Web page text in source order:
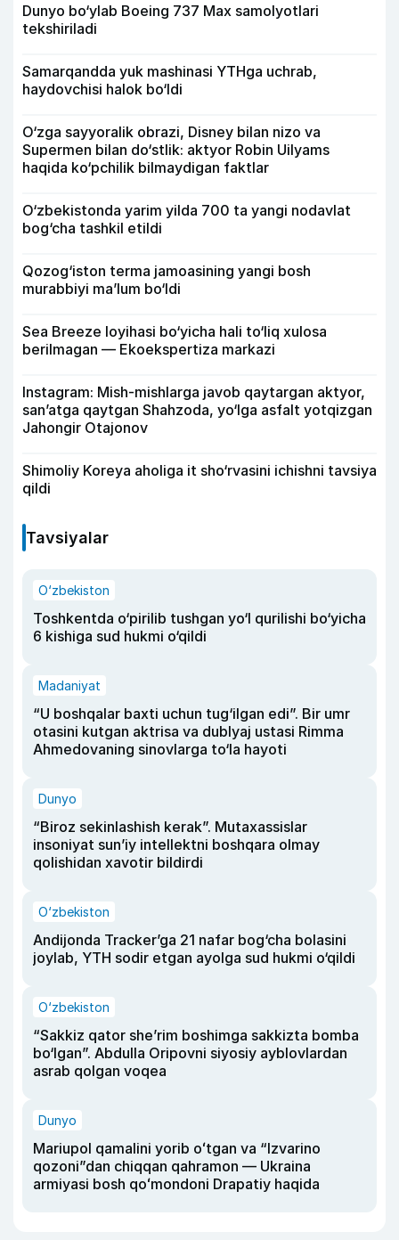
Dunyo bo‘ylab Boeing 737 Max samolyotlari
tekshiriladi
Samarqandda yuk mashinasi YTHga uchrab,
haydovchisi halok bo‘ldi
O‘zga sayyoralik obrazi, Disney bilan nizo va
Supermen bilan do‘stlik: aktyor Robin Uilyams
haqida ko‘pchilik bilmaydigan faktlar
O‘zbekistonda yarim yilda 700 ta yangi nodavlat
bog‘cha tashkil etildi
Qozog‘iston terma jamoasining yangi bosh
murabbiyi ma’lum bo‘ldi
Sea Breeze loyihasi bo‘yicha hali to‘liq xulosa
berilmagan — Ekoekspertiza markazi
Instagram: Mish-mishlarga javob qaytargan aktyor,
san’atga qaytgan Shahzoda, yo‘lga asfalt yotqizgan
Jahongir Otajonov
Shimoliy Koreya aholiga it sho‘rvasini ichishni tavsiya
qildi
Tavsiyalar
O‘zbekiston
Toshkentda o‘pirilib tushgan yo‘l qurilishi bo‘yicha
6 kishiga sud hukmi o‘qildi
Madaniyat
“U boshqalar baxti uchun tug‘ilgan edi”. Bir umr
otasini kutgan aktrisa va dublyaj ustasi Rimma
Ahmedovaning sinovlarga to‘la hayoti
Dunyo
“Biroz sekinlashish kerak”. Mutaxassislar
insoniyat sun’iy intellektni boshqara olmay
qolishidan xavotir bildirdi
O‘zbekiston
Andijonda Tracker’ga 21 nafar bog‘cha bolasini
joylab, YTH sodir etgan ayolga sud hukmi o‘qildi
O‘zbekiston
“Sakkiz qator she’rim boshimga sakkizta bomba
bo‘lgan”. Abdulla Oripovni siyosiy ayblovlardan
asrab qolgan voqea
Dunyo
Mariupol qamalini yorib oʻtgan va “Izvarino
qozoni”dan chiqqan qahramon — Ukraina
armiyasi bosh qoʻmondoni Drapatiy haqida